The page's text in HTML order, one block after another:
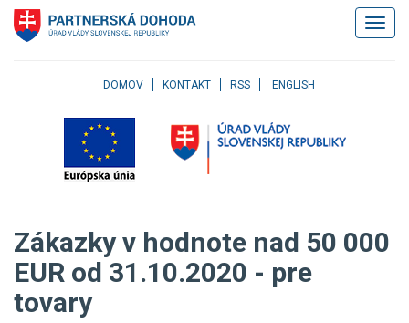
Klávesové
skratky
Skočiť
menu
na
užívateľské
menu
DOMOV KONTAKT RSS ENGLISH
Zákazky v hodnote nad 50 000
EUR od 31.10.2020 - pre
tovary